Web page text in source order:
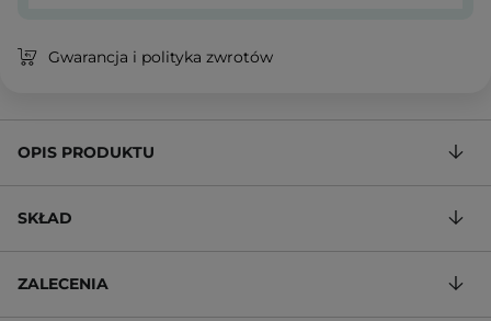
Gwarancja i polityka zwrotów
OPIS PRODUKTU
SKŁAD
ZALECENIA